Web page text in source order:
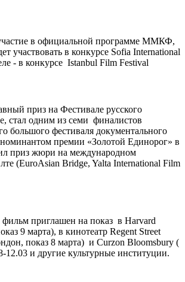
в официальной программе ММКФ,
участвовать в конкурсе Sofia International
- в конкурсе Istanbul Film Festival
приз на Фестивале русского
стал одним из семи финалистов
большого фестиваля документального
премии «Золотой Единорог» в
приз жюри на международном
(EuroAsian Bridge, Yalta International Film
приглашен на показ в Harvard
9 марта), в кинотеатр Regent Street
показ 8 марта) и Curzon Bloomsbury (
12.03 и другие культурные институции.